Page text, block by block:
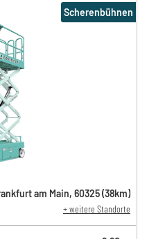
Scherenbühnen
am Main, 60325(38km)
+ weitere Standorte